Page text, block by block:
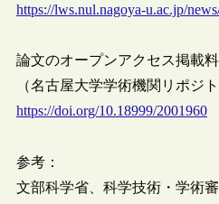
https://lws.nul.nagoya-u.ac.jp/
論文のオープンアクセス掲載
（名古屋大学学術機関リポジト
https://doi.org/10.18999/2001960
参考：
文部科学省、科学技術・学術